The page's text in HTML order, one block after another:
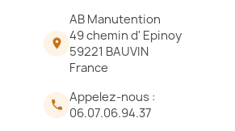

AB Manutention
49 chemin d' Epinoy
59221 BAUVIN
France
 Appelez-nous :
06.07.06.94.37